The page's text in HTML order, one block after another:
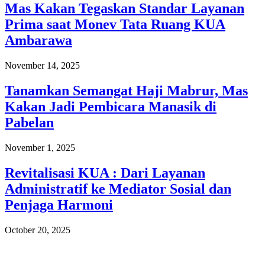
Mas Kakan Tegaskan Standar Layanan
Prima saat Monev Tata Ruang KUA
Ambarawa
November 14, 2025
Tanamkan Semangat Haji Mabrur, Mas
Kakan Jadi Pembicara Manasik di
Pabelan
November 1, 2025
Revitalisasi KUA : Dari Layanan
Administratif ke Mediator Sosial dan
Penjaga Harmoni
October 20, 2025